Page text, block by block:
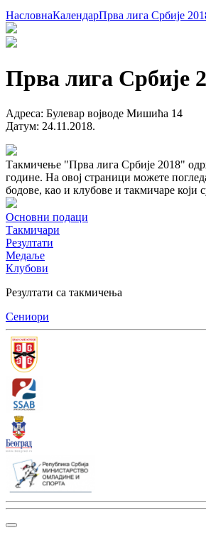
НасловнаКалендарПрва лига Србије
Прва лига Србије
Адреса: Булевар војводе Мишића 14
Датум: 24.11.2018.
Такмичење "Прва лига Србије 2018"
године. На овој страници можете
бодове, као и клубове и такмичаре који
Основни подаци
Такмичари
Резултати
Медаље
Клубови
Резултати са такмичења
Сениори